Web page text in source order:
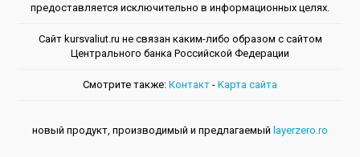
предоставляется исключительно в информационных целях.
Сайт kursvaliut.ru не связан каким-либо образом с сайтом
Центрального банкa Российской Федерации
Смотрите также: Контакт - Kарта сайта
новый продукт, производимый и предлагаемый layerzero.ro